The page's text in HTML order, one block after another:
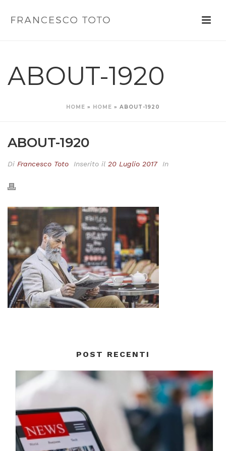
ABOUT-1920
HOME » HOME » ABOUT-1920
ABOUT-1920
Di Francesco Toto Inserito il 20 Luglio 2017 In
POST RECENTI